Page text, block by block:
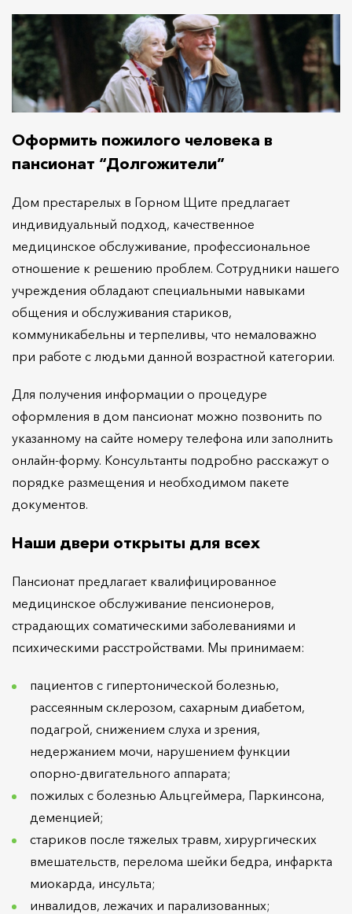
Оформить пожилого человека в
пансионат “Долгожители”
Дом престарелых в Горном Щите предлагает
индивидуальный подход, качественное
медицинское обслуживание, профессиональное
отношение к решению проблем. Сотрудники нашего
учреждения обладают специальными навыками
общения и обслуживания стариков,
коммуникабельны и терпеливы, что немаловажно
при работе с людьми данной возрастной категории.
Для получения информации о процедуре
оформления в дом пансионат можно позвонить по
указанному на сайте номеру телефона или заполнить
онлайн-форму. Консультанты подробно расскажут о
порядке размещения и необходимом пакете
документов.
Наши двери открыты для всех
Пансионат предлагает квалифицированное
медицинское обслуживание пенсионеров,
страдающих соматическими заболеваниями и
психическими расстройствами. Мы принимаем:
пациентов с гипертонической болезнью,
рассеянным склерозом, сахарным диабетом,
подагрой, снижением слуха и зрения,
недержанием мочи, нарушением функции
опорно-двигательного аппарата;
пожилых с болезнью Альцгеймера, Паркинсона,
деменцией;
стариков после тяжелых травм, хирургических
вмешательств, перелома шейки бедра, инфаркта
миокарда, инсульта;
инвалидов, лежачих и парализованных;